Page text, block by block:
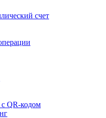
счет
QR-кодом